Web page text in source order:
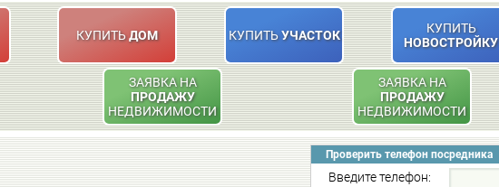
КУПИТЬДОМ КУПИТЬУЧАСТОК
КУПИТЬ
НОВОСТРОЙКУ
ЗАЯВКА НА
ПРОДАЖУ
НЕДВИЖИМОСТИ
ЗАЯВКА НА
ПРОДАЖУ
НЕДВИЖИМОСТИ
Проверить телефон посредника
Введите телефон: